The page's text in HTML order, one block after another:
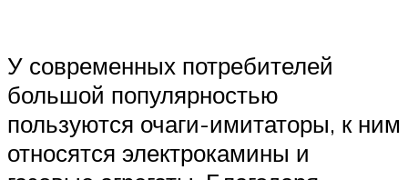
У современных потребителей
большой популярностью
пользуются очаги-имитаторы, к ним
относятся электрокамины и